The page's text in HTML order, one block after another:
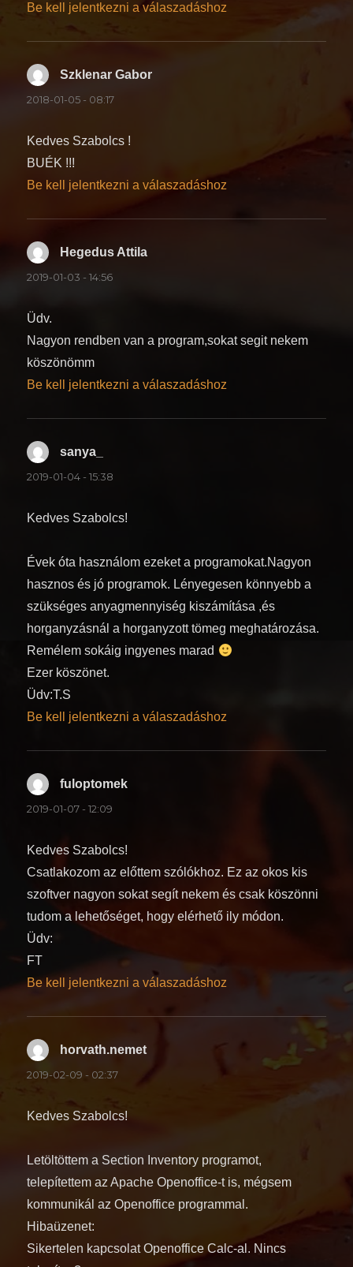
Be kell jelentkezni a válaszadáshoz
Szklenar Gabor
2018-01-05 - 08:17
Kedves Szabolcs !
BUÉK !!!
Be kell jelentkezni a válaszadáshoz
Hegedus Attila
2019-01-03 - 14:56
Üdv.
Nagyon rendben van a program,sokat segit nekem
köszönömm
Be kell jelentkezni a válaszadáshoz
sanya_
2019-01-04 - 15:38
Kedves Szabolcs!
Évek óta használom ezeket a programokat.Nagyon
hasznos és jó programok. Lényegesen könnyebb a
szükséges anyagmennyiség kiszámítása ,és
horganyzásnál a horganyzott tömeg meghatározása.
Remélem sokáig ingyenes marad
Ezer köszönet.
Üdv:T.S
Be kell jelentkezni a válaszadáshoz
fuloptomek
2019-01-07 - 12:09
Kedves Szabolcs!
Csatlakozom az előttem szólókhoz. Ez az okos kis
szoftver nagyon sokat segít nekem és csak köszönni
tudom a lehetőséget, hogy elérhető ily módon.
Üdv:
FT
Be kell jelentkezni a válaszadáshoz
horvath.nemet
2019-02-09 - 02:37
Kedves Szabolcs!
Letöltöttem a Section Inventory programot,
telepítettem az Apache Openoffice-t is, mégsem
kommunikál az Openoffice programmal.
Hibaüzenet:
Sikertelen kapcsolat Openoffice Calc-al. Nincs